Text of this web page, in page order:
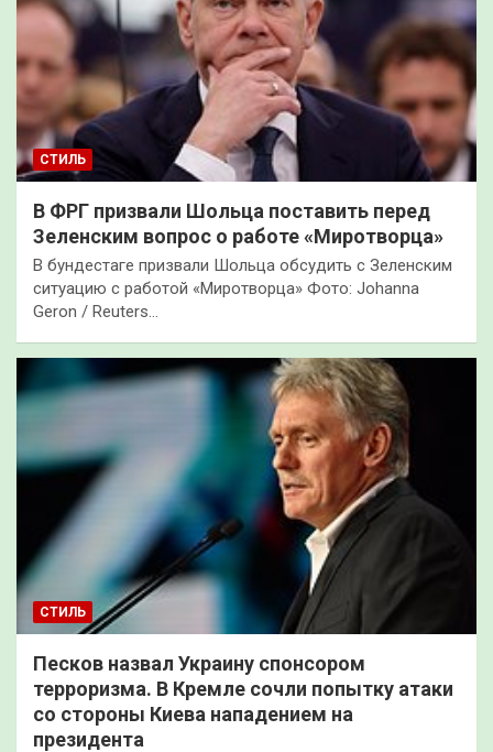
СТИЛЬ
В ФРГ призвали Шольца поставить перед
Зеленским вопрос о работе «Миротворца»
В бундестаге призвали Шольца обсудить с Зеленским
ситуацию с работой «Миротворца» Фото: Johanna
Geron / Reuters…
СТИЛЬ
Песков назвал Украину спонсором
терроризма. В Кремле сочли попытку атаки
со стороны Киева нападением на
президента